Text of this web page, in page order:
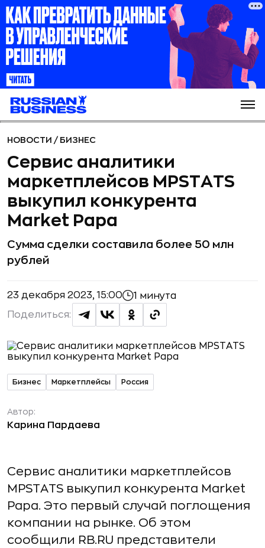
НОВОСТИ / БИЗНЕС
Сервис аналитики
маркетплейсов MPSTATS
выкупил конкурента
Market Papa
Сумма сделки составила более 50 млн
рублей
23 декабря 2023, 15:00 1 минута
Поделиться:
Бизнес Маркетплейсы Россия
Автор:
Карина Пардаева
Сервис аналитики маркетплейсов
MPSTATS выкупил конкурента Market
Papa. Это первый случай поглощения
компании на рынке. Об этом
сообщили RB.RU представители